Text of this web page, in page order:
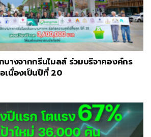
บางจากกรีนไมลส์ ร่วมบริจาคองค์กร
เนื่องเป็นปีที่ 20